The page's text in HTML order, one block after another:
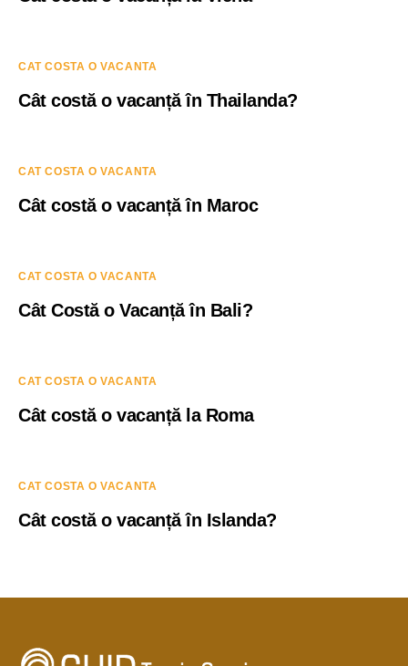
CAT COSTA O VACANTA
Cât costă o vacanță în Thailanda?
CAT COSTA O VACANTA
Cât costă o vacanță în Maroc
CAT COSTA O VACANTA
Cât Costă o Vacanță în Bali?
CAT COSTA O VACANTA
Cât costă o vacanță la Roma
CAT COSTA O VACANTA
Cât costă o vacanță în Islanda?